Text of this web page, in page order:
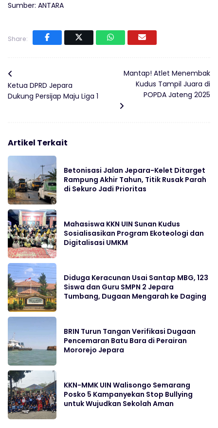
Sumber: ANTARA
Share:
Ketua DPRD Jepara
Dukung Persijap Maju Liga 1
Mantap! Atlet Menembak
Kudus Tampil Juara di
POPDA Jateng 2025
Artikel Terkait
Betonisasi Jalan Jepara-Kelet Ditarget
Rampung Akhir Tahun, Titik Rusak Parah
di Sekuro Jadi Prioritas
Mahasiswa KKN UIN Sunan Kudus
Sosialisasikan Program Ekoteologi dan
Digitalisasi UMKM
Diduga Keracunan Usai Santap MBG, 123
Siswa dan Guru SMPN 2 Jepara
Tumbang, Dugaan Mengarah ke Daging
BRIN Turun Tangan Verifikasi Dugaan
Pencemaran Batu Bara di Perairan
Mororejo Jepara
KKN-MMK UIN Walisongo Semarang
Posko 5 Kampanyekan Stop Bullying
untuk Wujudkan Sekolah Aman